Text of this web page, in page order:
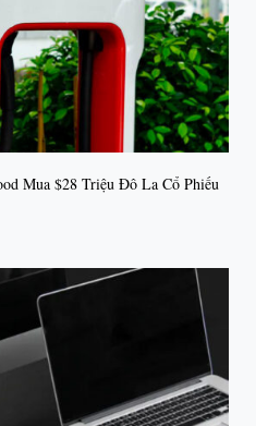
Mua $28 Triệu Đô La Cổ Phiếu